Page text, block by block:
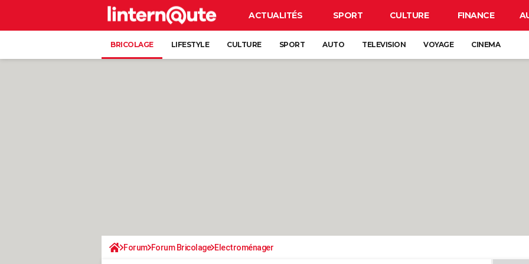
ACTUALITÉS SPORT CULTURE FINANCE
BRICOLAGE LIFESTYLE CULTURE SPORT AUTO TELEVISION VOYAGE CINEMA
Forum Forum Bricolage Electroménager